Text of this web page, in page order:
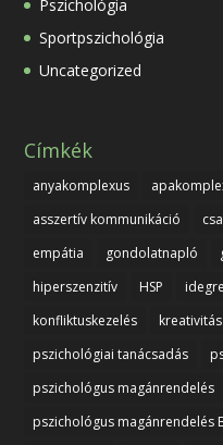
Pszichológia
Sportpszichológia
Uncategorized
Címkék
anyakomplexus
asszertív kommunikáció
empátia
gondolatnapló
hiperszenzitív
HSP
konfliktuskezelés
kreativitás
pszichológiai tanácsadás
pszichológus magánrendelés
pszichológus magánrendelés